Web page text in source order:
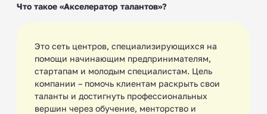
Что такое «Акселератор талантов»?
Это сеть центров, специализирующихся на
помощи начинающим предпринимателям,
стартапам и молодым специалистам. Цель
компании – помочь клиентам раскрыть свои
таланты и достигнуть профессиональных
вершин через обучение, менторство и